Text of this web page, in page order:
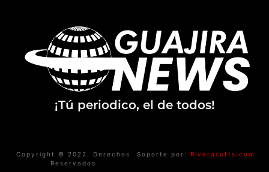
¡Tú periodico, el de todos!
Copyright © 2022. Derechos
Reservados
Soporte por: Riverasofts.com